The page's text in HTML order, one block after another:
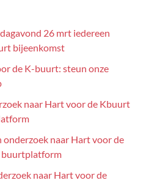
26 mrt iedereen
bijeenkomst
de K-buurt: steun onze
naar Hart voor de Kbuurt
onderzoek naar Hart voor de
buurtplatform
naar Hart voor de